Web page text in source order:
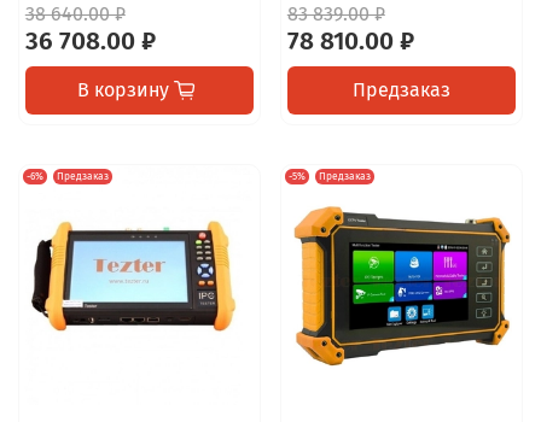
38 640.00 ₽
36 708.00 ₽
В корзину
83 839.00 ₽
78 810.00 ₽
Предзаказ
-6% Предзаказ -5% Предзаказ